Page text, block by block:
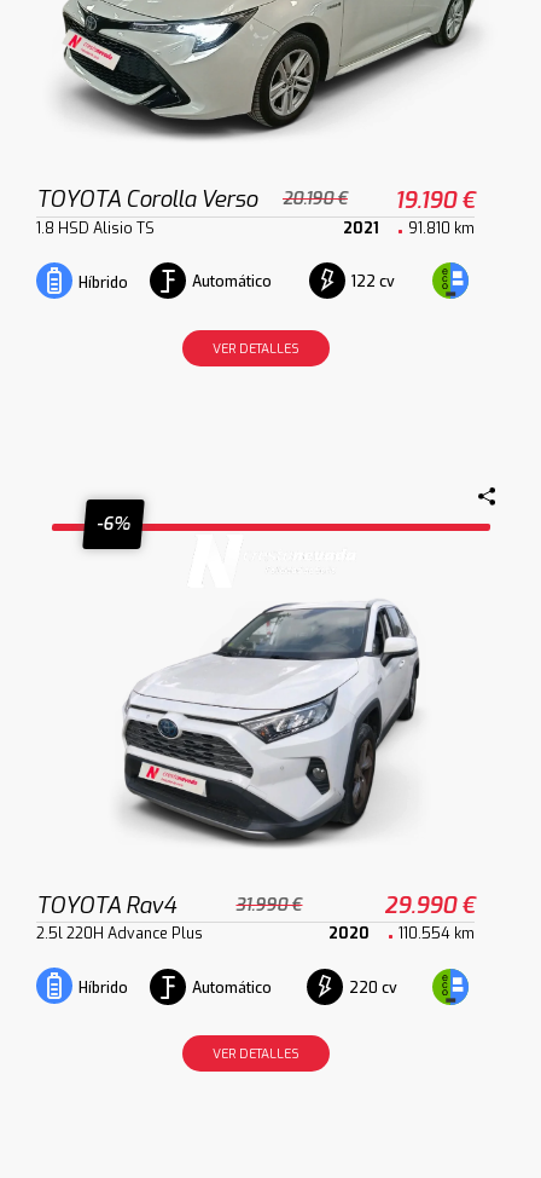
TOYOTA Corolla Verso 20.190 € 19.190 €
1.8 HSD Alisio TS 2021 91.810 km
Híbrido Automático 122 cv
VER DETALLES
-6%
TOYOTA Rav4 31.990 € 29.990 €
2.5l 220H Advance Plus 2020 110.554 km
Híbrido Automático 220 cv
VER DETALLES